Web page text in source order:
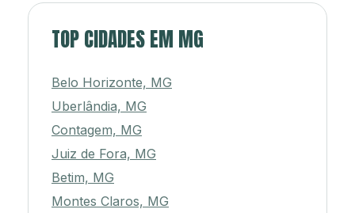
TOP CIDADES EM MG
Belo Horizonte, MG
Uberlândia, MG
Contagem, MG
Juiz de Fora, MG
Betim, MG
Montes Claros, MG